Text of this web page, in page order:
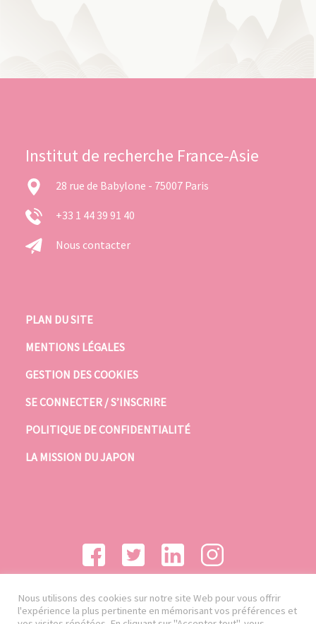
Institut de recherche France-Asie
28 rue de Babylone - 75007 Paris
+33 1 44 39 91 40
Nous contacter
PLAN DU SITE
MENTIONS LÉGALES
GESTION DES COOKIES
SE CONNECTER / S’INSCRIRE
POLITIQUE DE CONFIDENTIALITÉ
LA MISSION DU JAPON
Nous utilisons des cookies sur notre site Web pour vous offrir
l'expérience la plus pertinente en mémorisant vos préférences et